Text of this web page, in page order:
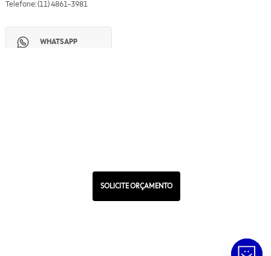
SOLICITE ORÇAMENTO
Telefone: (11) 4861-3981
WHATSAPP